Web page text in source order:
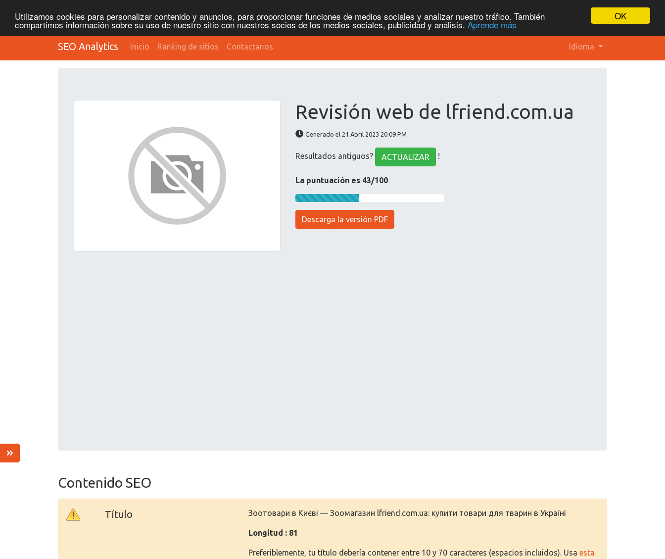
OK
Utilizamos cookies para personalizar contenido y anuncios, para proporcionar funciones de medios sociales y analizar nuestro tráfico. También
compartimos información sobre su uso de nuestro sitio con nuestros socios de los medios sociales, publicidad y análisis. Aprende más
SEO Analytics Inicio Ranking de sitios Contactanos Idioma
Revisión web de lfriend.com.ua
Generado el 21 Abril 2023 20:09 PM
Resultados antiguos? ACTUALIZAR !
La puntuación es 43/100
Descarga la versión PDF
Contenido SEO
Título Зоотовари в Києві — Зоомагазин lfriend.com.ua: купити товари для тварин в Україні
Longitud : 81
Preferiblemente, tu título debería contener entre 10 y 70 caracteres (espacios incluidos). Usa esta